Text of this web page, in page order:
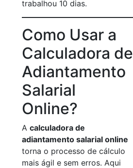
trabalhou 10 dias.
Como Usar a
Calculadora de
Adiantamento
Salarial
Online?
A calculadora de
adiantamento salarial online
torna o processo de cálculo
mais ágil e sem erros. Aqui